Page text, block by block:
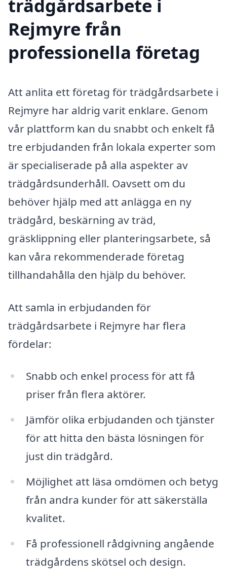
trädgårdsarbete i
Rejmyre från
professionella företag
Att anlita ett företag för trädgårdsarbete i
Rejmyre har aldrig varit enklare. Genom
vår plattform kan du snabbt och enkelt få
tre erbjudanden från lokala experter som
är specialiserade på alla aspekter av
trädgårdsunderhåll. Oavsett om du
behöver hjälp med att anlägga en ny
trädgård, beskärning av träd,
gräsklippning eller planteringsarbete, så
kan våra rekommenderade företag
tillhandahålla den hjälp du behöver.
Att samla in erbjudanden för
trädgårdsarbete i Rejmyre har flera
fördelar:
Snabb och enkel process för att få
priser från flera aktörer.
Jämför olika erbjudanden och tjänster
för att hitta den bästa lösningen för
just din trädgård.
Möjlighet att läsa omdömen och betyg
från andra kunder för att säkerställa
kvalitet.
Få professionell rådgivning angående
trädgårdens skötsel och design.